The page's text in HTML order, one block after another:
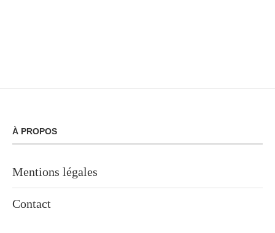
À PROPOS
Mentions légales
Contact